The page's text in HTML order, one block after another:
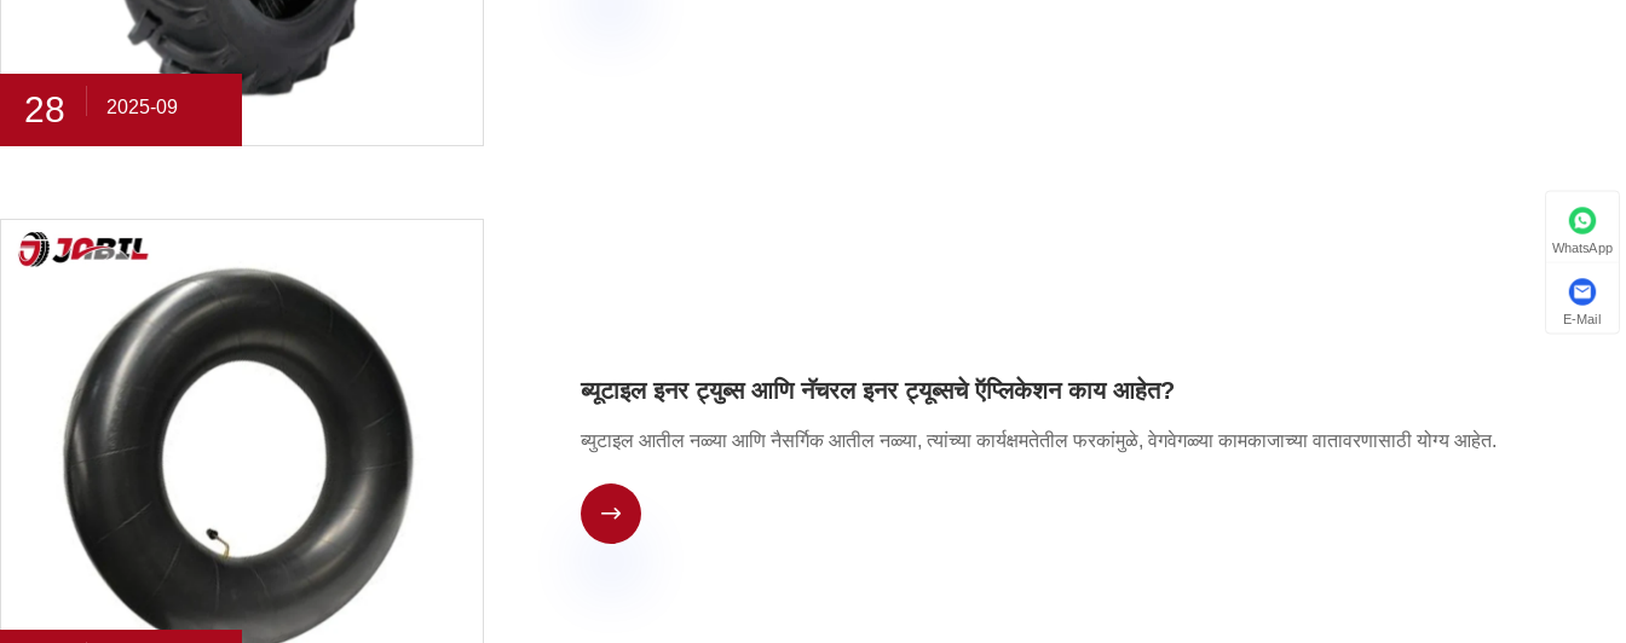
28 2025-09
ब्यूटाइल इनर ट्युब्स आणि नॅचरल इनर ट्यूब्सचे ऍप्लिकेशन काय आहेत?
ब्युटाइल आतील नळ्या आणि नैसर्गिक आतील नळ्या, त्यांच्या कार्यक्षमतेतील फरकांमुळे, वेगवेगळ्या कामकाजाच्या वातावरणासाठी योग्य आहेत.

WhatsApp
E-Mail